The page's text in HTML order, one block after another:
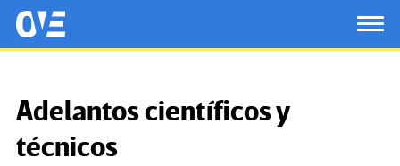
Saltar al contenido principal
OtrasVocesenEducacion.org
Adelantos científicos y
técnicos